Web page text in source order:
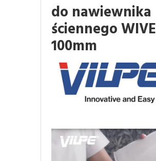
do nawiewnika
ściennego WIVE
100mm